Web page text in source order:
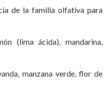
de la familia olfativa para
(lima ácida), mandarina,
manzana verde, flor de